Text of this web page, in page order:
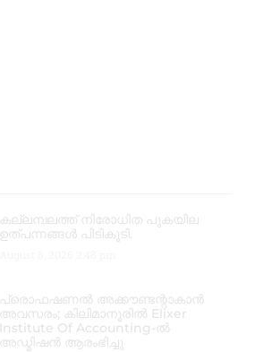
കല്ലമ്പലത്ത് നിരോധിത പുകയില
ഉത്പന്നങ്ങൾ പിടികൂടി.
പ്രൊഫഷണൽ അക്കൗണ്ടന്റാകാൻ
അവസരം; കിലിമാനൂരിൽ Elixer
Institute Of Accounting-ൽ
അഡ്മിഷൻ ആരംഭിച്ചു